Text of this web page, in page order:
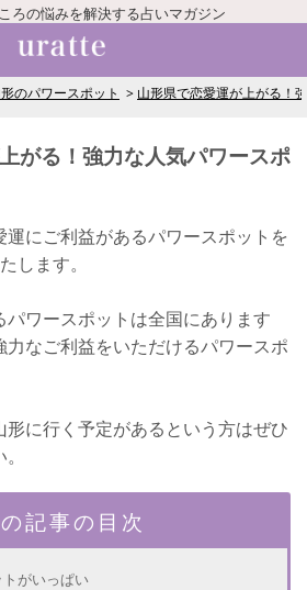
ろの悩みを解決する占いマガジン
のパワースポット 山形県で恋愛運が上がる！
がる！強力な人気パワースポ
にご利益があるパワースポットを
します。
ワースポットは全国にあります
なご利益をいただけるパワースポ
に行く予定があるという方はぜひ
記事の目次
がいっぱい